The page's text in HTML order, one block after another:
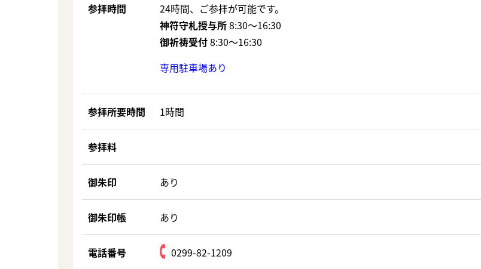
参拝時間
24時間、ご参拝が可能です。
神符守札授与所8:30～16:30
御祈祷受付8:30～16:30
専用駐車場あり
参拝所要時間 1時間
参拝料
御朱印 あり
御朱印帳 あり
電話番号 0299-82-1209